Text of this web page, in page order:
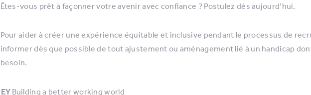
Êtes-vous prêt à façonner votre avenir avec confiance ? Postulez dès aujourd’hui.
Pour aider à créer une expérience équitable et inclusive pendant le processus de
informer dès que possible de tout ajustement ou aménagement lié à un handicap
besoin.
EY Building a better working world